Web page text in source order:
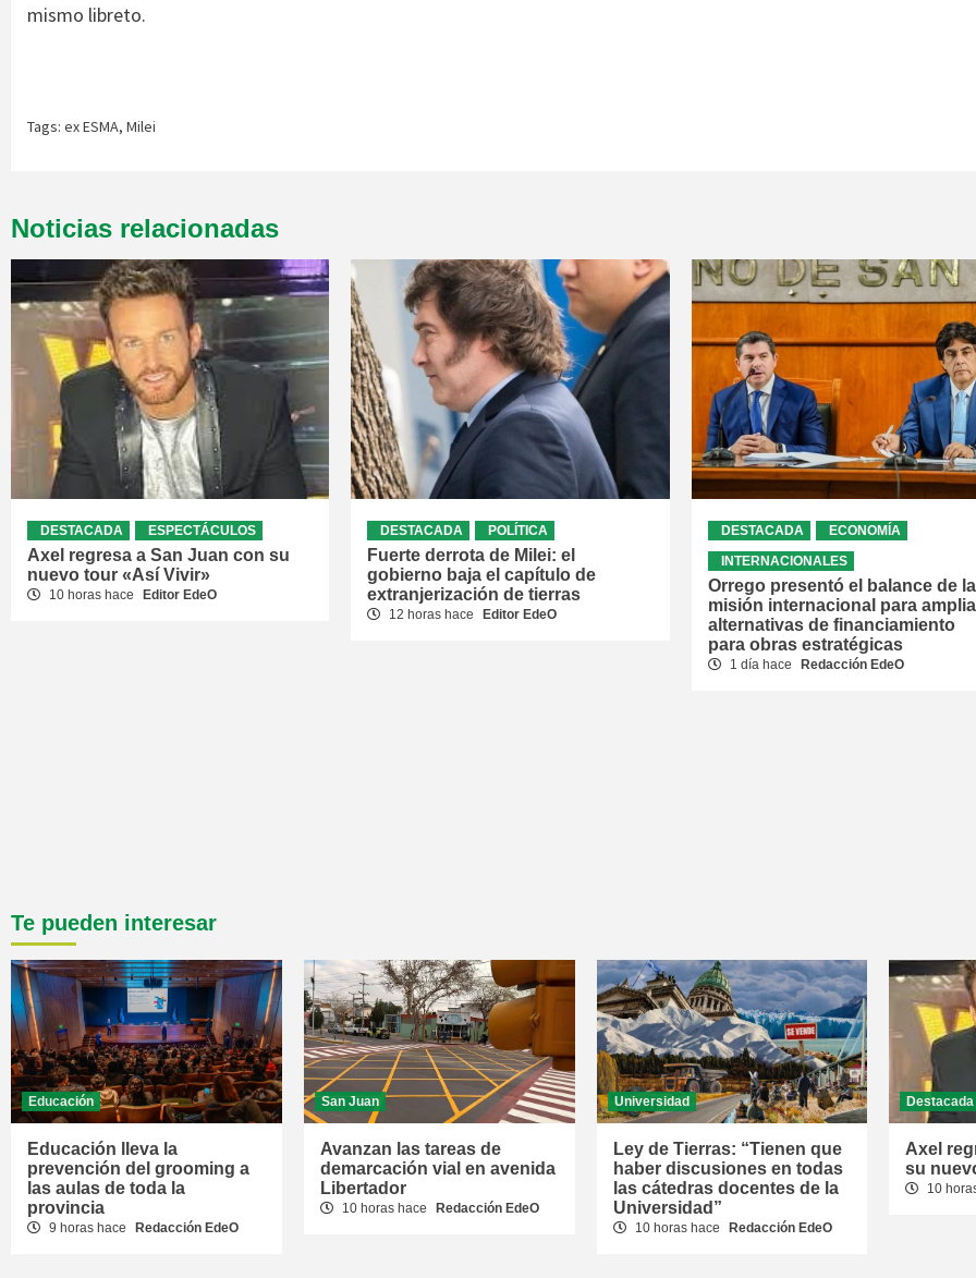
mismo libreto.
Tags: ex ESMA, Milei
Noticias relacionadas
DESTACADA ESPECTÁCULOS
Axel regresa a San Juan con su
nuevo tour «Así Vivir»
10 horas hace Editor EdeO
DESTACADA POLÍTICA
Fuerte derrota de Milei: el
gobierno baja el capítulo de
extranjerización de tierras
12 horas hace Editor EdeO
DESTACADA
ECONOMÍA
INTERNACIONALES
Orrego presentó el balance de la
misión internacional para
alternativas de financiamiento
para obras estratégicas
1 día hace Redacción EdeO
Te pueden interesar
Educación
Educación lleva la
prevención del grooming a
las aulas de toda la
provincia
9 horas hace Redacción EdeO
San Juan
Avanzan las tareas de
demarcación vial en avenida
Libertador
10 horas hace Redacción EdeO
Universidad
Ley de Tierras: “Tienen que
haber discusiones en todas
las cátedras docentes de la
Universidad”
10 horas hace Redacción EdeO
Destacada
Axel
su
10